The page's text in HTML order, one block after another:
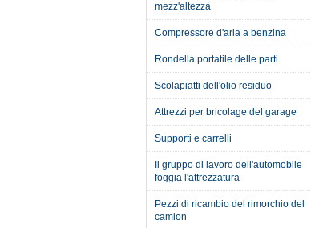
mezz'altezza
Compressore d'aria a benzina
Rondella portatile delle parti
Scolapiatti dell'olio residuo
Attrezzi per bricolage del garage
Supporti e carrelli
Il gruppo di lavoro dell'automobile
foggia l'attrezzatura
Pezzi di ricambio del rimorchio del
camion